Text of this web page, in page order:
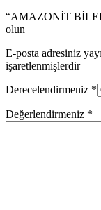
“AMAZONİT
olun
E-posta adresiniz
işaretlenmişlerdir
Derecelendirmeniz *
Değerlendirmeniz *